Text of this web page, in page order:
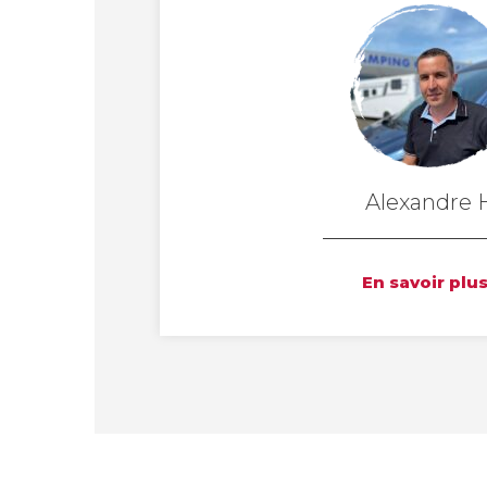
Alexandre
En savoir plus